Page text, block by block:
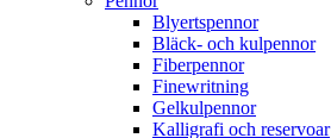
Blyertspennor
Bläck- och kulpennor
Fiberpennor
Finewritning
Gelkulpennor
Kalligrafi och reservoar